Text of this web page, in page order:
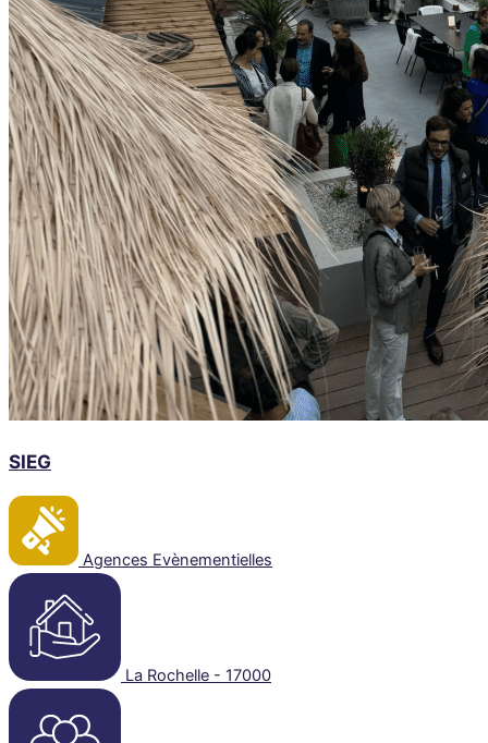
SIEG
Agences Evènementielles
La Rochelle - 17000